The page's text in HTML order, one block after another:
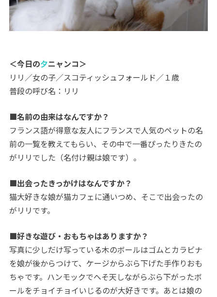
＜今日の夕ニャンコ＞
リリ／女の子／スコティッシュフォールド／１歳
普段の呼び名：リリ
■名前の由来はなんですか？
フランス語が得意な友人にフランスで人気のペットの名
前の一覧を教えてもらい、その中で一番ぴったりきたの
がリリでした（名付け親は娘です）。
■出会ったきっかけはなんですか？
猫大好きな娘が猫カフェに通いつめ、そこで出会ったの
がリリです。
■好きな遊び・おもちゃはありますか？
写真に少しだけ写っている木のボールはゴムとカラビナ
を娘が後からつけて、ケージからぶら下げた手作りおも
ちゃです。ハンモックでへそ天しながらぶら下がったボ
ールをチョイチョイいじるのが大好きです。あとは娘の